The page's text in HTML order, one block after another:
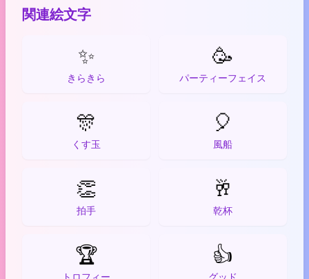
関連絵文字
✨
きらきら
🥳
パーティーフェイス
🎊
くす玉
🎈
風船
👏
拍手
🥂
乾杯
🏆 👍